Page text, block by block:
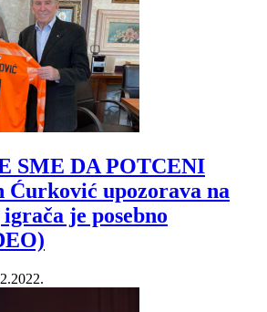
SME DA POTCENI
Ćurković upozorava na
je posebno